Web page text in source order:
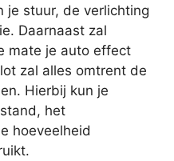
je stuur, de verlichting
Daarnaast zal
mate je auto effect
zal alles omtrent de
Hierbij kun je
het
hoeveelheid